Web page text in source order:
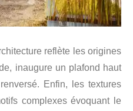
reflète les origines
inaugure un plafond haut
Enfin, les textures
complexes évoquant le